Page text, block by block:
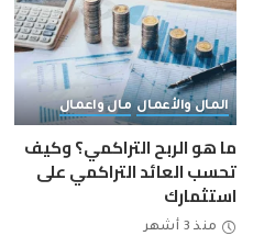
المال والأعمال مال واعمال
ما هو الربح التراكمي؟ وكيف
تحسب العائد التراكمي على
استثمارك
منذ 3 أشهر